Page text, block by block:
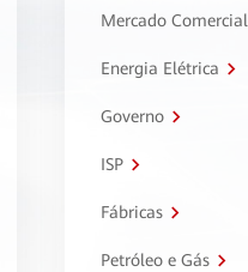
Mercado Comercial
Energia Elétrica
Governo
ISP
Fábricas
Petróleo e Gás